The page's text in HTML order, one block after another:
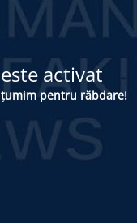
activat
pentru răbdare!